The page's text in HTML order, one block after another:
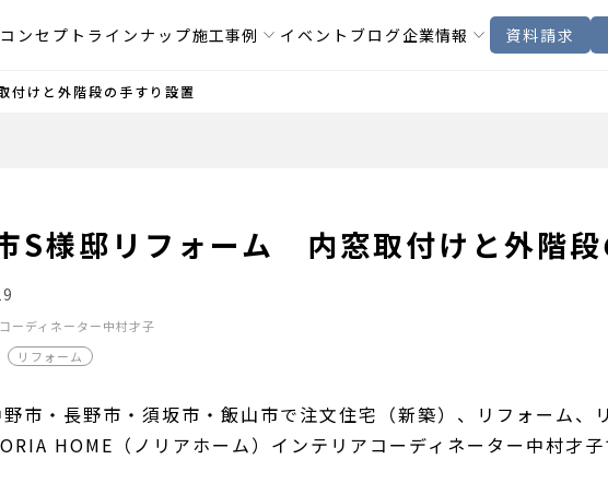
コンセプト ラインナップ施工事例 イベント ブログ企業情報 資料請求
けと外階段の手すり設置
S様邸リフォーム 内窓取付けと外階
ーディネーター中村才子
リフォーム
市・長野市・須坂市・飯山市で注文住宅（新築）、リフォーム、
HOME（ノリアホーム）インテリアコーディネーター中村才